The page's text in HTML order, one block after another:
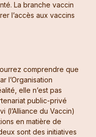
La branche vaccin
l’accès aux vaccins
comprendre que
l’Organisation
elle n’est pas
public-privé
(l’Alliance du Vaccin)
en matière de
sont des initiatives